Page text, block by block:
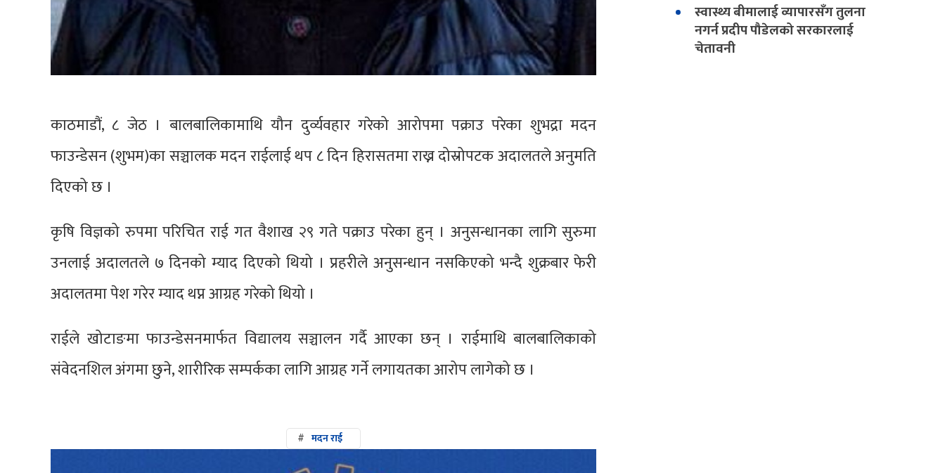
काठमाडौं, ८ जेठ । बालबालिकामाथि यौन दुर्व्यवहार गरेको आरोपमा पक्राउ परेका शुभद्रा मदन
फाउन्डेसन (शुभम)का सञ्चालक मदन राईलाई थप ८ दिन हिरासतमा राख्न दोस्रोपटक अदालतले अनुमति
दिएको छ ।
कृषि विज्ञको रुपमा परिचित राई गत वैशाख २९ गते पक्राउ परेका हुन् । अनुसन्धानका लागि सुरुमा
उनलाई अदालतले ७ दिनको म्याद दिएको थियो । प्रहरीले अनुसन्धान नसकिएको भन्दै शुक्रबार फेरी
अदालतमा पेश गरेर म्याद थप्न आग्रह गरेको थियो ।
राईले खोटाङमा फाउन्डेसनमार्फत विद्यालय सञ्चालन गर्दै आएका छन् । राईमाथि बालबालिकाको
संवेदनशिल अंगमा छुने, शारीरिक सम्पर्कका लागि आग्रह गर्ने लगायतका आरोप लागेको छ ।
# मदन राई
स्वास्थ्य बीमालाई व्यापारसँग तुलना
नगर्न प्रदीप पौडेलको सरकारलाई
चेतावनी